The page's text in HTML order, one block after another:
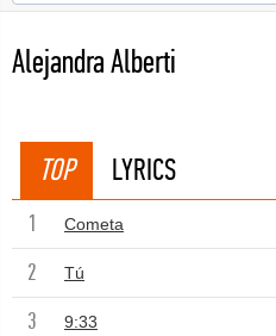
Alejandra Alberti
TOP LYRICS
1 Cometa
2 Tú
3 9:33